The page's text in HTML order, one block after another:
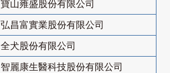
寶山雍盛股份有限公司
弘昌富實業股份有限公司
全犬股份有限公司
智麗康生醫科技股份有限公司